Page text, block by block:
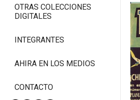
OTRAS COLECCIONES
DIGITALES
INTEGRANTES
AHIRA EN LOS MEDIOS
CONTACTO